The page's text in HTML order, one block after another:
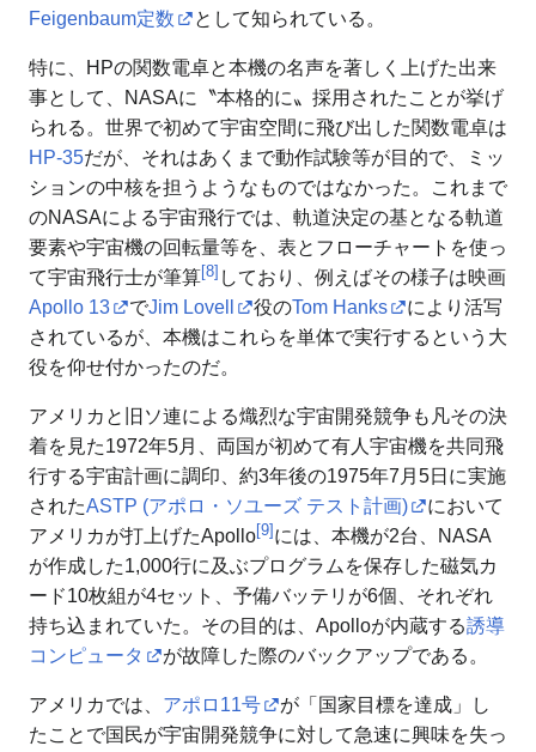
Feigenbaum定数
として知られている。
特に、HPの関数電卓と本機の名声を著しく上げた出来
事として、NASAに〝本格的に〟採用されたことが挙げ
られる。世界で初めて宇宙空間に飛び出した関数電卓は
HP-35だが、それはあくまで動作試験等が目的で、ミッ
ションの中核を担うようなものではなかった。これまで
のNASAによる宇宙飛行では、軌道決定の基となる軌道
要素や宇宙機の回転量等を、表とフローチャートを使っ
て宇宙飛行士が筆算[8] しており、例えばその様子は映画
Apollo 13
でJim Lovell 役のTom Hanks
により活写
されているが、本機はこれらを単体で実行するという大
役を仰せ付かったのだ。
アメリカと旧ソ連による熾烈な宇宙開発競争も凡その決
着を見た1972年5月、両国が初めて有人宇宙機を共同飛
行する宇宙計画に調印、約3年後の1975年7月5日に実施
されたASTP (アポロ・ソユーズ テスト計画)
において
アメリカが打上げたApollo[9]には、本機が2台、NASA
が作成した1,000行に及ぶプログラムを保存した磁気カ
ード10枚組が4セット、予備バッテリが6個、それぞれ
持ち込まれていた。その目的は、Apolloが内蔵する誘導
コンピュータ
が故障した際のバックアップである。
アメリカでは、 アポロ11号
が「国家目標を達成」し
たことで国民が宇宙開発競争に対して急速に興味を失っ